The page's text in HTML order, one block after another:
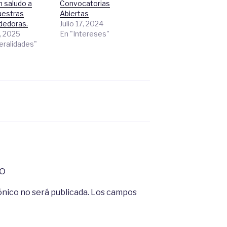
saludo a
2025
Convocatorias
Abiertas
Julio 17, 2024
En "Intereses"
no será publicada. Los campos